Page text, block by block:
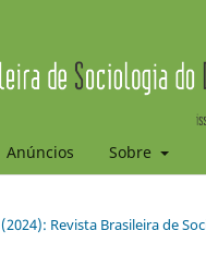
Anúncios Sobre
Revista Brasileira de